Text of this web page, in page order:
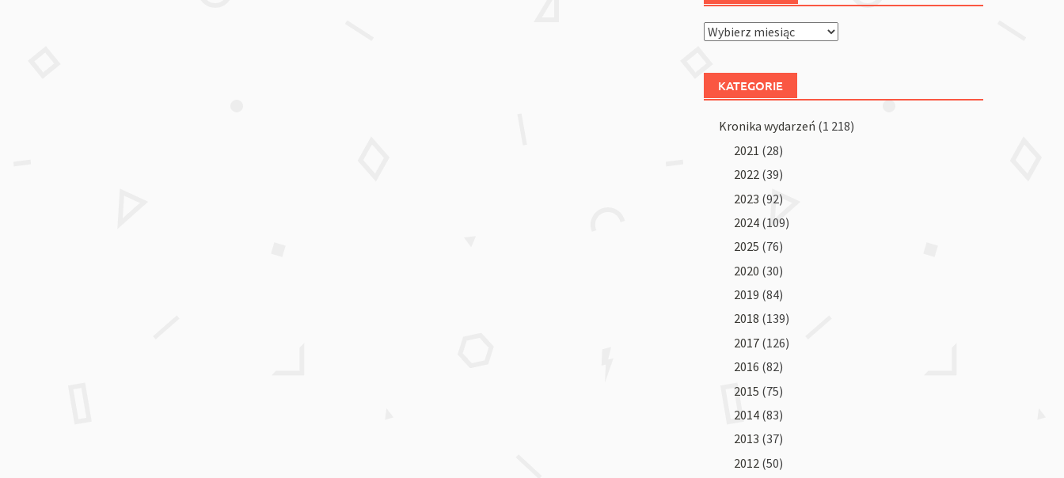
Archiwum
KATEGORIE
Kronika wydarzeń (1 218)
2021 (28)
2022 (39)
2023 (92)
2024 (109)
2025 (76)
2020 (30)
2019 (84)
2018 (139)
2017 (126)
2016 (82)
2015 (75)
2014 (83)
2013 (37)
2012 (50)